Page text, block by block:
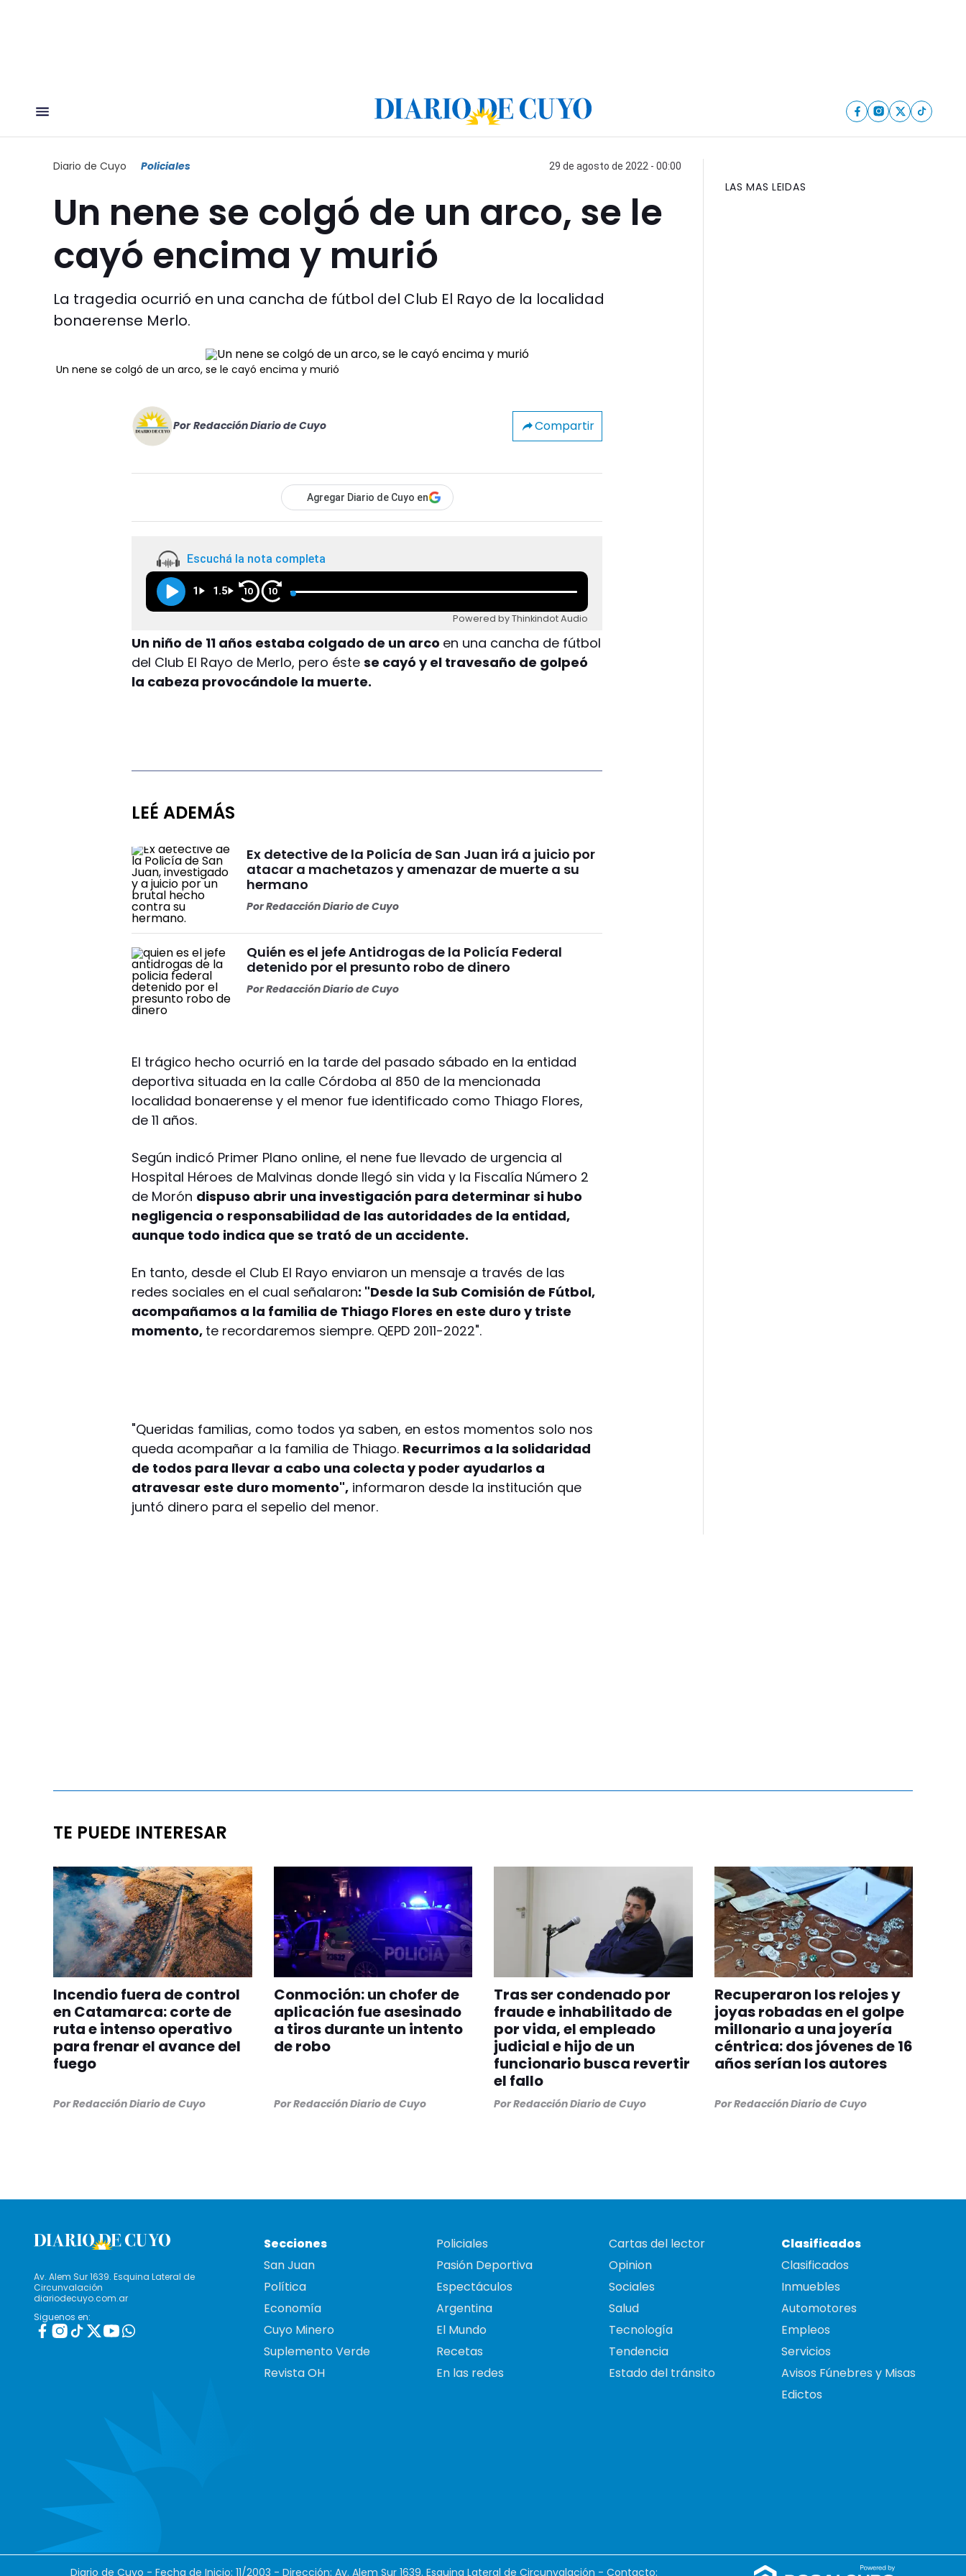
Diario de Cuyo Policiales 29 de agosto de 2022 - 00:00
Un nene se colgó de un arco, se le
cayó encima y murió
La tragedia ocurrió en una cancha de fútbol del Club El Rayo de la localidad
bonaerense Merlo.
Un nene se colgó de un arco, se le cayó encima y murió
Por Redacción Diario de Cuyo Compartir
Agregar Diario de Cuyo en
Escuchá la nota completa
1 1.5 10 10
Powered by Thinkindot Audio
Un niño de 11 años estaba colgado de un arco en una cancha de fútbol
del Club El Rayo de Merlo, pero éstese cayó y el travesaño de golpeó
la cabeza provocándole la muerte.
LEÉ ADEMÁS
Ex detective de la Policía de San Juan irá a juicio por
atacar a machetazos y amenazar de muerte a su
hermano
PorRedacción Diario de Cuyo
Quién es el jefe Antidrogas de la Policía Federal
detenido por el presunto robo de dinero
PorRedacción Diario de Cuyo
El trágico hecho ocurrió en la tarde del pasado sábado en la entidad
deportiva situada en la calle Córdoba al 850 de la mencionada
localidad bonaerense y el menor fue identificado como Thiago Flores,
de 11 años.
Según indicó Primer Plano online, el nene fue llevado de urgencia al
Hospital Héroes de Malvinas donde llegó sin vida y la Fiscalía Número 2
de Morón dispuso abrir una investigación para determinar si hubo
negligencia o responsabilidad de las autoridades de la entidad,
aunque todo indica que se trató de un accidente.
En tanto, desde el Club El Rayo enviaron un mensaje a través de las
redes sociales en el cual señalaron: "Desde la Sub Comisión de Fútbol,
acompañamos a la familia de Thiago Flores en este duro y triste
momento, te recordaremos siempre. QEPD 2011-2022".
"Queridas familias, como todos ya saben, en estos momentos solo nos
queda acompañar a la familia de Thiago. Recurrimos a la solidaridad
de todos para llevar a cabo una colecta y poder ayudarlos a
atravesar este duro momento", informaron desde la institución que
juntó dinero para el sepelio del menor.
LAS MAS LEIDAS
TE PUEDE INTERESAR
Incendio fuera de control
en Catamarca: corte de
ruta e intenso operativo
para frenar el avance del
fuego
PorRedacción Diario de Cuyo
Conmoción: un chofer de
aplicación fue asesinado
a tiros durante un intento
de robo
PorRedacción Diario de Cuyo
Tras ser condenado por
fraude e inhabilitado de
por vida, el empleado
judicial e hijo de un
funcionario busca revertir
el fallo
PorRedacción Diario de Cuyo
Recuperaron los relojes y
joyas robadas en el golpe
millonario a una joyería
céntrica: dos jóvenes de 16
años serían los autores
PorRedacción Diario de Cuyo
Av. Alem Sur 1639. Esquina Lateral de
Circunvalación
diariodecuyo.com.ar
Siguenos en:
Secciones
San Juan
Política
Economía
Cuyo Minero
Suplemento Verde
Revista OH
Policiales
Pasión Deportiva
Espectáculos
Argentina
El Mundo
Recetas
En las redes
Cartas del lector
Opinion
Sociales
Salud
Tecnología
Tendencia
Estado del tránsito
Clasificados
Clasificados
Inmuebles
Automotores
Empleos
Servicios
Avisos Fúnebres y Misas
Edictos
Diario de Cuyo - Fecha de Inicio: 11/2003 - Dirección: Av. Alem Sur 1639. Esquina Lateral de Circunvalación - Contacto: